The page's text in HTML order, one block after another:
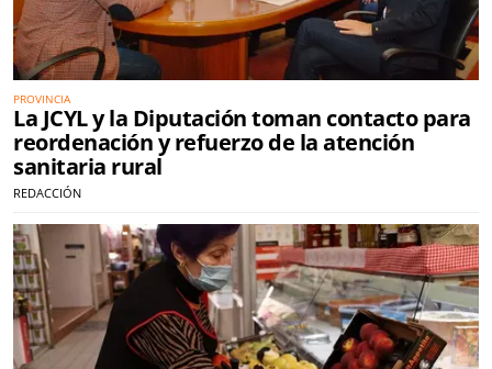
PROVINCIA
La JCYL y la Diputación toman contacto para
reordenación y refuerzo de la atención
sanitaria rural
REDACCIÓN